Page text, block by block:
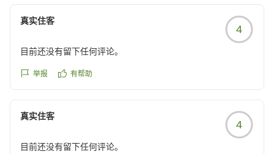
名か会いましたが、とても感じよくお声かけ頂いて細かいマ
イナス点は薄れました。また利用したいなぁと思いました。
おりスーツケースでは無理でした。自転車横断帯を渡る方が
スタッフの挨拶に至るまで、私共の接客について温かい
お言葉を頂戴し、大変嬉しく存じます。お客様に寄り添
ったおもてなしが、少しでも快適な滞在に繋がったので
じます。
ナイトウェアやコーヒー、歯ブラシなどの備品、また枕
元の時計の設置に関する具体的なご提案は、今後のサー
真实住客
4
目前还没有留下任何评论。
举报 有帮助
真实住客
4
目前还没有留下任何评论。